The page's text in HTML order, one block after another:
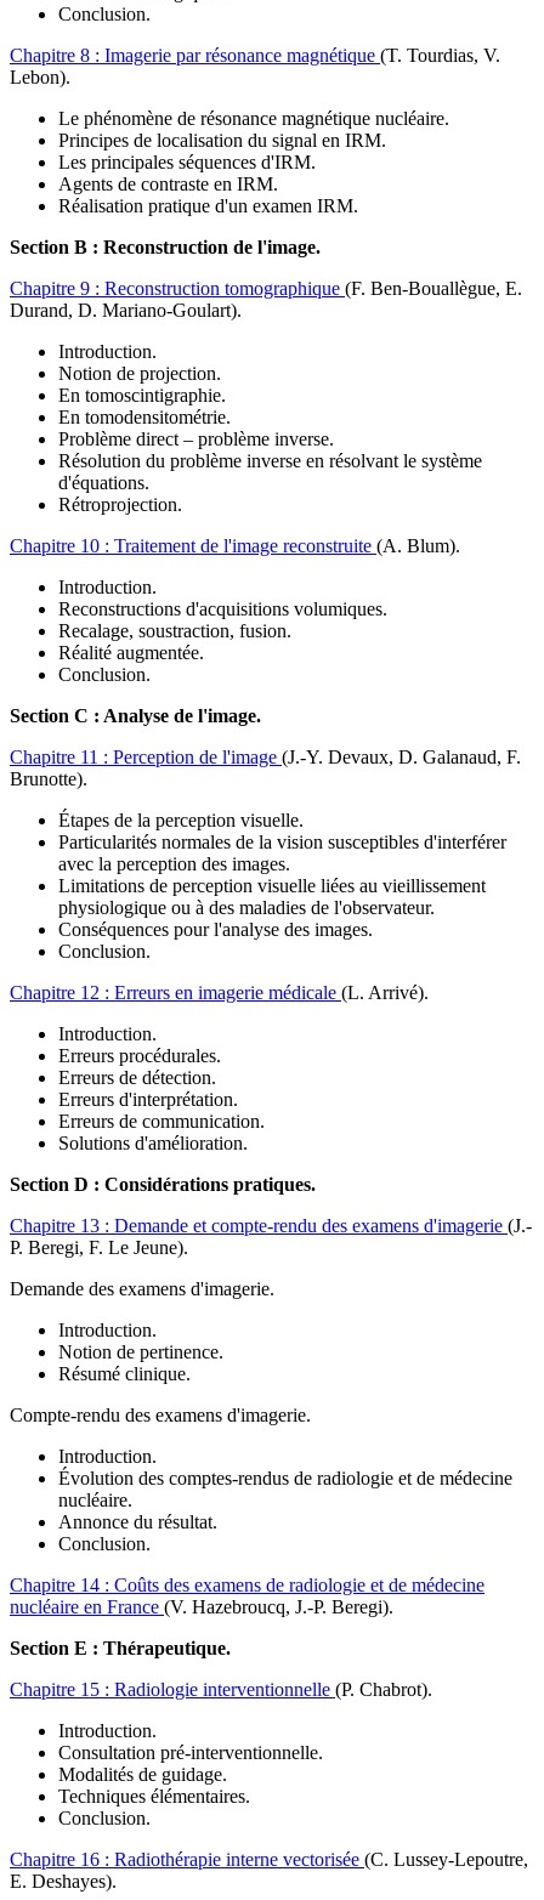
Conclusion.
Chapitre 8 : Imagerie par résonance magnétique (T. Tourdias, V.
Lebon).
Le phénomène de résonance magnétique nucléaire.
Principes de localisation du signal en IRM.
Les principales séquences d'IRM.
Agents de contraste en IRM.
Réalisation pratique d'un examen IRM.
Section B : Reconstruction de l'image.
Chapitre 9 : Reconstruction tomographique (F. Ben-Bouallègue, E.
Durand, D. Mariano-Goulart).
Introduction.
Notion de projection.
En tomoscintigraphie.
En tomodensitométrie.
Problème direct – problème inverse.
Résolution du problème inverse en résolvant le système
d'équations.
Rétroprojection.
Chapitre 10 : Traitement de l'image reconstruite (A. Blum).
Introduction.
Reconstructions d'acquisitions volumiques.
Recalage, soustraction, fusion.
Réalité augmentée.
Conclusion.
Section C : Analyse de l'image.
Chapitre 11 : Perception de l'image (J.-Y. Devaux, D. Galanaud, F.
Brunotte).
Étapes de la perception visuelle.
Particularités normales de la vision susceptibles d'interférer
avec la perception des images.
Limitations de perception visuelle liées au vieillissement
physiologique ou à des maladies de l'observateur.
Conséquences pour l'analyse des images.
Conclusion.
Chapitre 12 : Erreurs en imagerie médicale (L. Arrivé).
Introduction.
Erreurs procédurales.
Erreurs de détection.
Erreurs d'interprétation.
Erreurs de communication.
Solutions d'amélioration.
Section D : Considérations pratiques.
Chapitre 13 : Demande et compte-rendu des examens d'imagerie (J.-
P. Beregi, F. Le Jeune).
Demande des examens d'imagerie.
Introduction.
Notion de pertinence.
Résumé clinique.
Compte-rendu des examens d'imagerie.
Introduction.
Évolution des comptes-rendus de radiologie et de médecine
nucléaire.
Annonce du résultat.
Conclusion.
Chapitre 14 : Coûts des examens de radiologie et de médecine
nucléaire en France (V. Hazebroucq, J.-P. Beregi).
Section E : Thérapeutique.
Chapitre 15 : Radiologie interventionnelle (P. Chabrot).
Introduction.
Consultation pré-interventionnelle.
Modalités de guidage.
Techniques élémentaires.
Conclusion.
Chapitre 16 : Radiothérapie interne vectorisée (C. Lussey-Lepoutre,
E. Deshayes).